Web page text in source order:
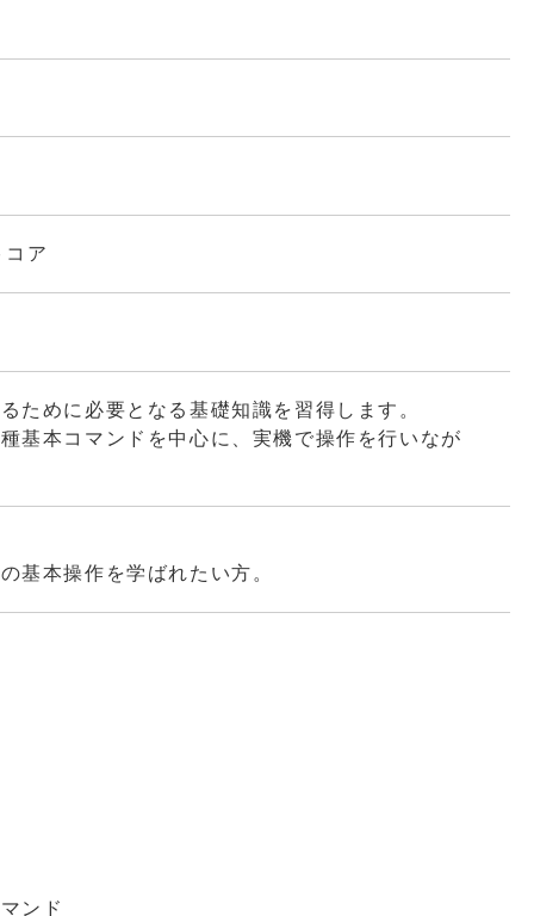
ア
ために必要となる基礎知識を習得します。
基本コマンドを中心に、実機で操作を行いなが
基本操作を学ばれたい方。
ンド